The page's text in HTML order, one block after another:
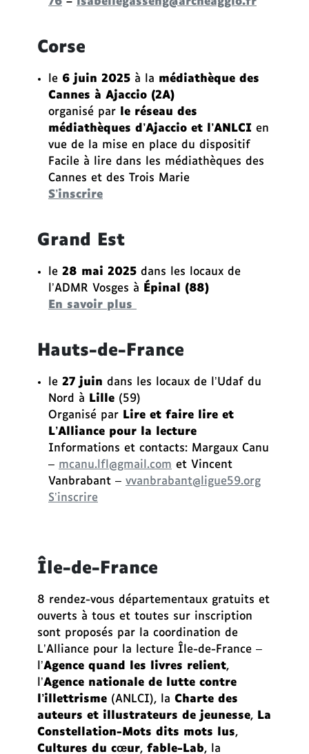
Corse
le 6 juin 2025 à la médiathèque des
Cannes à Ajaccio (2A)
organisé par le réseau des
médiathèques d’Ajaccio et l’ANLCI en
vue de la mise en place du dispositif
Facile à lire dans les médiathèques des
Cannes et des Trois Marie
S’inscrire
Grand Est
le 28 mai 2025 dans les locaux de
l’ADMR Vosges à
Épinal (88)
En savoir plus
Hauts-de-France
le 27 juin dans les locaux de l’Udaf du
Nord à Lille (59)
Organisé par Lire et faire lire et
L’Alliance pour la lecture
Informations et contacts: Margaux Canu
– mcanu.lfl@gmail.com et Vincent
Vanbrabant – vvanbrabant@ligue59.org
S’inscrire
Île-de-France
8 rendez-vous départementaux gratuits et
ouverts à tous et toutes sur inscription
sont proposés par la coordination de
L’Alliance pour la lecture Île-de-France –
l’Agence quand les livres relient,
l’Agence nationale de lutte contre
l’illettrisme (ANLCI), la Charte des
auteurs et illustrateurs de jeunesse, La
Constellation-Mots dits mots lus,
Cultures du cœur, fable-Lab, la